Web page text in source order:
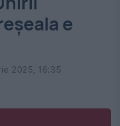
e
2025, 16:35